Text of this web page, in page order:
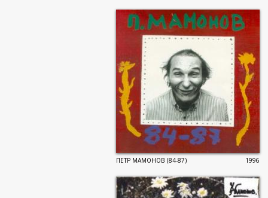
ПЕТР МАМОНОВ (84-87) 1996